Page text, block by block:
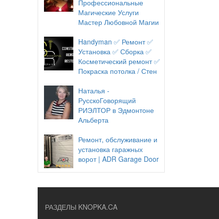
Профессиональные
Магические Услуги
Мастер Любовной Магии
Handyman ✅ Ремонт ✅
Установка ✅ Сборка ✅
Косметический ремонт ✅
Покраска потолка / Стен
Наталья -
РусскоГоворящий
РИЭЛТОР в Эдмонтоне
Альберта
Ремонт, обслуживание и
установка гаражных
ворот | ADR Garage Door
РАЗДЕЛЫ KNOPKA.CA